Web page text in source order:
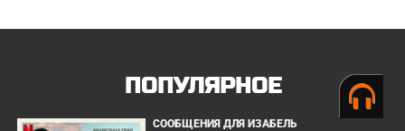
ПОПУЛЯРНОЕ
СООБЩЕНИЯ ДЛЯ ИЗАБЕЛЬ